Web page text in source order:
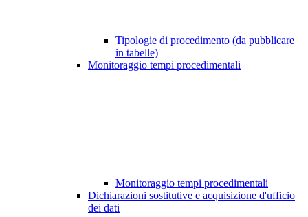
Tipologie di procedimento (da pubblicare
in tabelle)
Monitoraggio tempi procedimentali
Monitoraggio tempi procedimentali
Dichiarazioni sostitutive e acquisizione d'ufficio
dei dati